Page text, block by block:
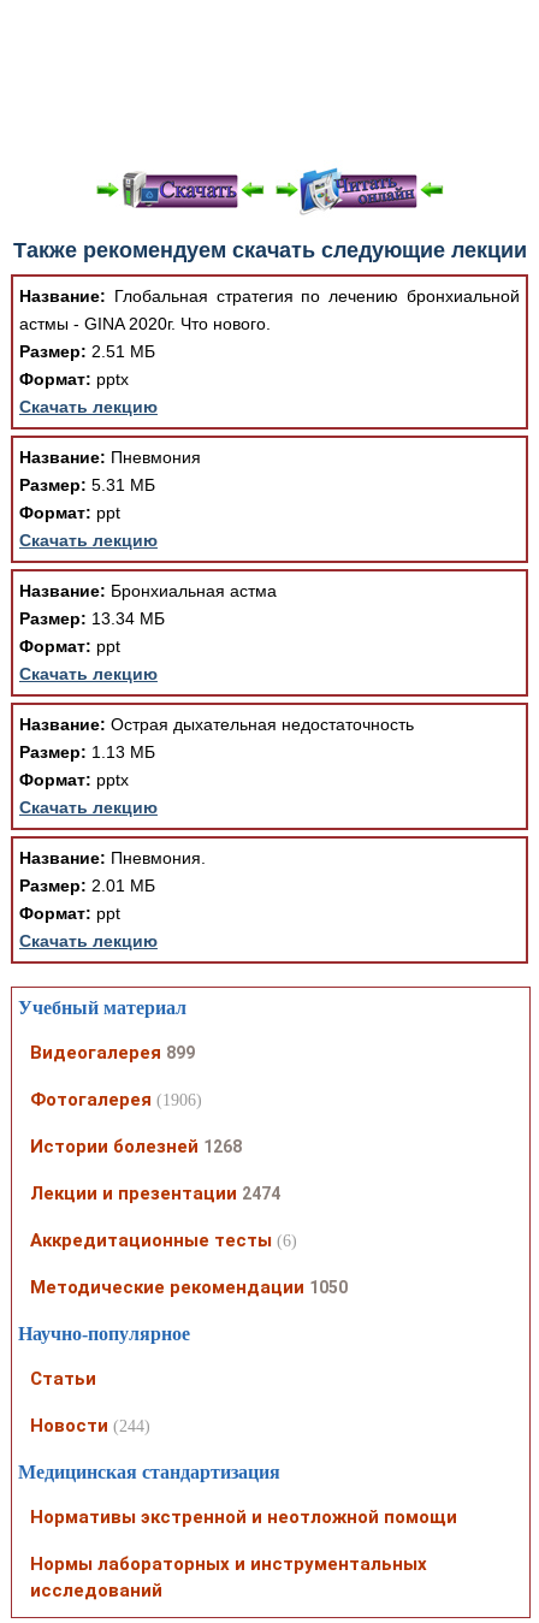
При просмотре в режиме "Читать онлайн" возможны
различные ошибки отображения документа в результате
отсутствия поддержки Вашим браузером шрифтов и
изменения размеров исходных шаблонов. При
скачивании документа данная ошибка устраняется Вашим
программным обеспечением автоматически.
Также рекомендуем скачать следующие лекции
Название: Глобальная стратегия по лечению бронхиальной
астмы - GINA 2020г. Что нового.
Размер: 2.51 МБ
Формат: pptx
Скачать лекцию
Название: Пневмония
Размер: 5.31 МБ
Формат: ppt
Скачать лекцию
Название: Бронхиальная астма
Размер: 13.34 МБ
Формат: ppt
Скачать лекцию
Название: Острая дыхательная недостаточность
Размер: 1.13 МБ
Формат: pptx
Скачать лекцию
Название: Пневмония.
Размер: 2.01 МБ
Формат: ppt
Скачать лекцию
Учебный материал
Видеогалерея 899
Фотогалерея (1906)
Истории болезней 1268
Лекции и презентации 2474
Аккредитационные тесты (6)
Методические рекомендации 1050
Научно-популярное
Статьи
Новости (244)
Медицинская стандартизация
Нормативы экстренной и неотложной помощи
Нормы лабораторных и инструментальных
исследований